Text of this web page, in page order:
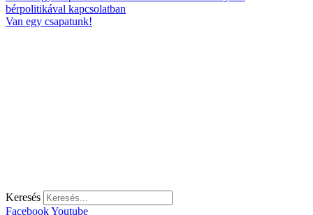
bérpolitikával kapcsolatban
Van egy csapatunk!
Keresés
FacebookYoutube